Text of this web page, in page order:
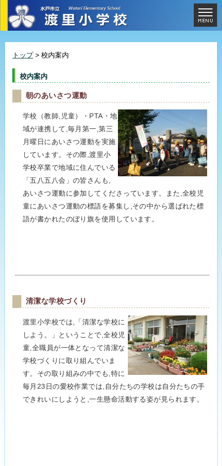
トップ> 校内案内
校内案内
朝のあいさつ運動
学校（教師,児童）・PTA・地
域が連携して,毎月第一,第三
月曜日にあいさつ運動を実施
しています。その際,渡里小
学校卒業で地域に住んでいる
「五八五八会」の皆さんも,
あいさつ運動に参加してくださっています。また,全校児
童にあいさつ運動の標語を募集し,その中から選ばれた標
語が書かれたのぼり旗を使用しています。
清潔な学校づくり
渡里小学校では,「清潔な学校に
しよう。」ということで,全校児
童,全職員が一体となって清潔な
学校づくりに取り組んでいま
す。その取り組みの中でも,特に
毎月23日の愛校作業では,自分たちの学校は自分たちの手
できれいにしようと,一生懸命活動する姿が見られます。